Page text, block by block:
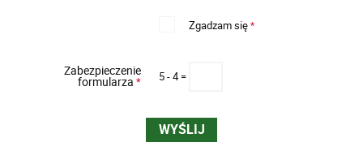
Zgadzam się*
Zabezpieczenie
formularza* 5 - 4 =